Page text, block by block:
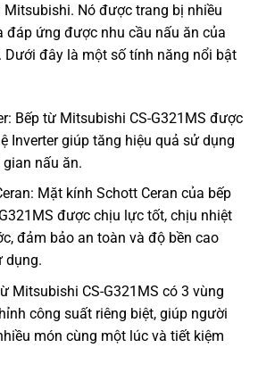
Nó được trang bị nhiều
đáp ứng được nhu cầu nấu ăn của
Dưới đây là một số tính năng nổi bật
Bếp từ Mitsubishi CS-G321MS được
Inverter giúp tăng hiệu quả sử dụng
nấu ăn.
Mặt kính Schott Ceran của bếp
được chịu lực tốt, chịu nhiệt
đảm bảo an toàn và độ bền cao
dụng.
Mitsubishi CS-G321MS có 3 vùng
công suất riêng biệt, giúp người
món cùng một lúc và tiết kiệm